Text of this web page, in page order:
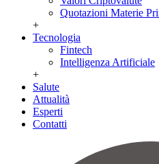
Quotazioni Materie
+
Tecnologia
Fintech
Intelligenza Artificiale
+
Salute
Attualità
Esperti
Contatti